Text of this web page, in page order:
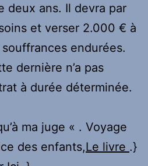
deux ans. Il devra par
et verser 2.000 € à
endurées.
dernière n’a pas
à durée déterminée.
ma juge « . Voyage
des enfants,Le livre .}